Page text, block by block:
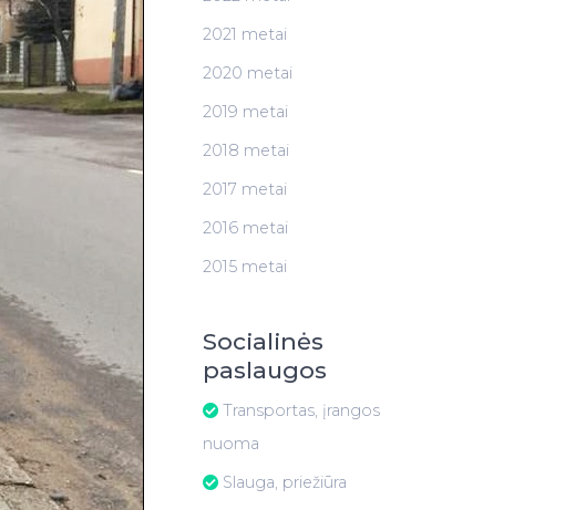
2021 metai
2020 metai
2019 metai
2018 metai
2017 metai
2016 metai
2015 metai
Socialinės
paslaugos
Transportas, įrangos
nuoma
Slauga, priežiūra